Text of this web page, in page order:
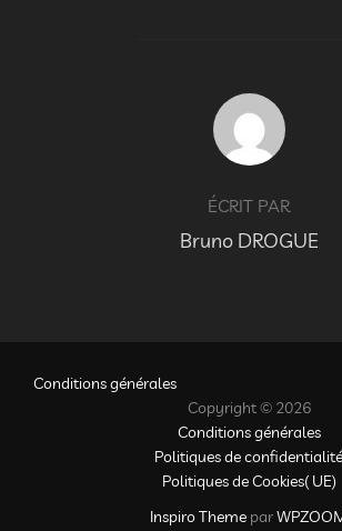
AUTEUR DE LA
ÉCRIT PAR
Bruno DROGUE
Conditions générales
Copyright © 2026
Conditions générales
Politiques de confidentialité
Politiques de Cookies( UE)
Inspiro Theme par